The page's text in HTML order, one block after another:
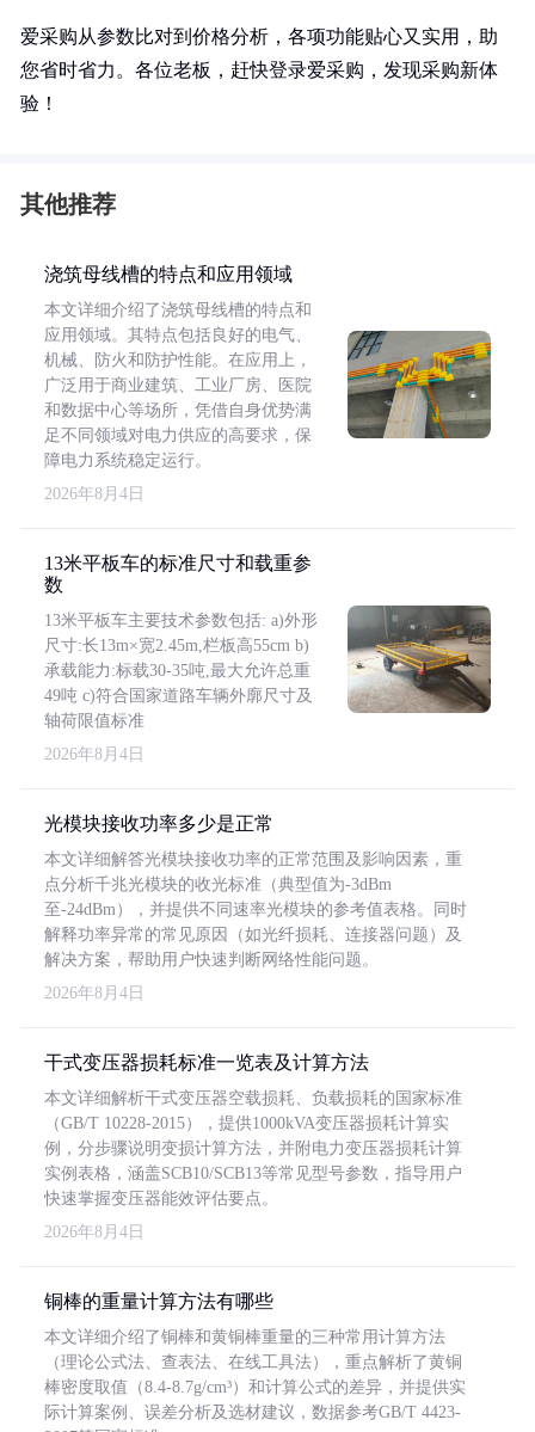
爱采购从参数比对到价格分析，各项功能贴心又实用，助
您省时省力。各位老板，赶快登录爱采购，发现采购新体
验！
其他推荐
浇筑母线槽的特点和应用领域
本文详细介绍了浇筑母线槽的特点和
应用领域。其特点包括良好的电气、
机械、防火和防护性能。在应用上，
广泛用于商业建筑、工业厂房、医院
和数据中心等场所，凭借自身优势满
足不同领域对电力供应的高要求，保
障电力系统稳定运行。
2026年8月4日
13米平板车的标准尺寸和载重参
数
13米平板车主要技术参数包括: a)外形
尺寸:长13m×宽2.45m,栏板高55cm b)
承载能力:标载30-35吨,最大允许总重
49吨 c)符合国家道路车辆外廓尺寸及
轴荷限值标准
2026年8月4日
光模块接收功率多少是正常
本文详细解答光模块接收功率的正常范围及影响因素，重
点分析千兆光模块的收光标准（典型值为-3dBm
至-24dBm），并提供不同速率光模块的参考值表格。同时
解释功率异常的常见原因（如光纤损耗、连接器问题）及
解决方案，帮助用户快速判断网络性能问题。
2026年8月4日
干式变压器损耗标准一览表及计算方法
本文详细解析干式变压器空载损耗、负载损耗的国家标准
（GB/T 10228-2015），提供1000kVA变压器损耗计算实
例，分步骤说明变损计算方法，并附电力变压器损耗计算
实例表格，涵盖SCB10/SCB13等常见型号参数，指导用户
快速掌握变压器能效评估要点。
2026年8月4日
铜棒的重量计算方法有哪些
本文详细介绍了铜棒和黄铜棒重量的三种常用计算方法
（理论公式法、查表法、在线工具法），重点解析了黄铜
棒密度取值（8.4-8.7g/cm³）和计算公式的差异，并提供实
际计算案例、误差分析及选材建议，数据参考GB/T 4423-